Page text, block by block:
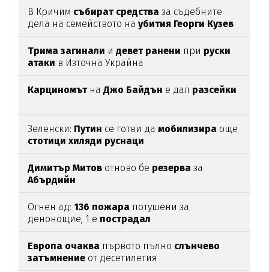
В Кричим събират средства за съдебните
дела на семейството наубития Георги Кузев
Трима загинали идевет ранени при руски
атаки в Източна Украйна
КарциномътнаДжо Байдън е дал разсейки
Зеленски: Путин се готви дамобилизира още
стотици хиляди руснаци
Димитър Митов отново бе резерва за
Абърдийн
Огнен ад:136 пожара потушени за
денонощие, 1 е пострадал
Европа очаква първото пълно слънчево
затъмнение от десетилетия